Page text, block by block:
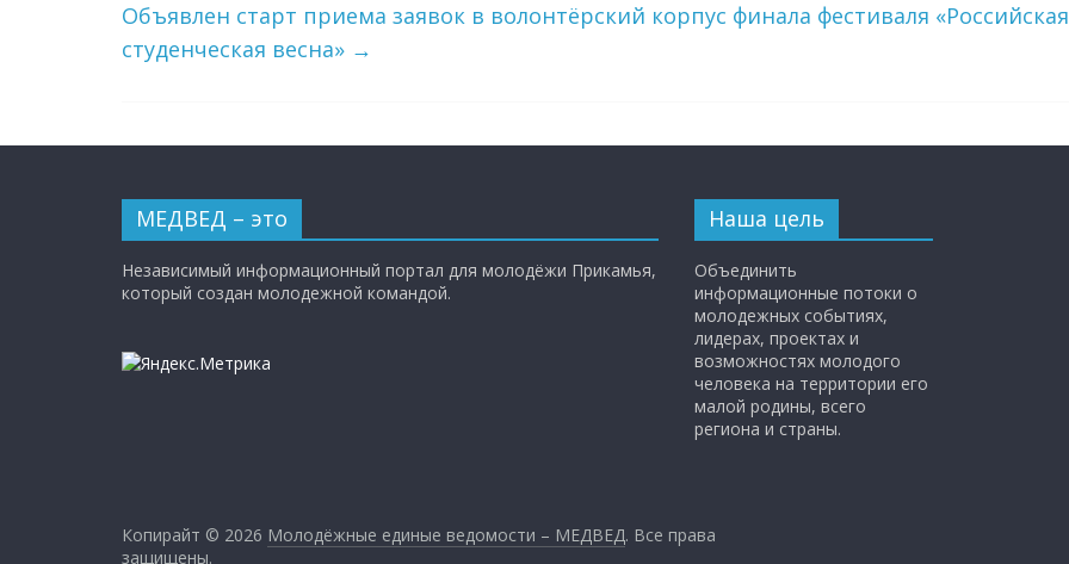
Объявлен старт приема заявок в волонтёрский корпус финала фестиваля «Российская
студенческая весна» →
МЕДВЕД – это
Независимый информационный портал для молодёжи Прикамья,
который создан молодежной командой.
Наша цель
Объединить
информационные потоки о
молодежных событиях,
лидерах, проектах и
возможностях молодого
человека на территории его
малой родины, всего
региона и страны.
Копирайт © 2026 Молодёжные единые ведомости – МЕДВЕД. Все права
защищены.